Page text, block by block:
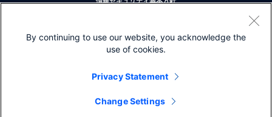
クッキー新しいウィンドウで開く
By continuing to use our website, you acknowledge the
use of cookies.
Privacy Statement
Change Settings